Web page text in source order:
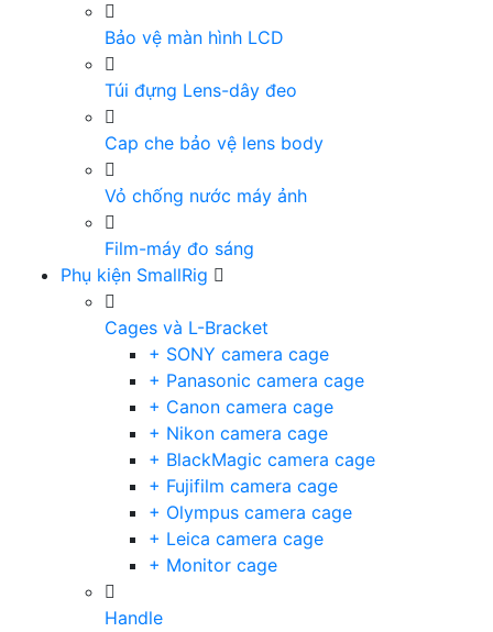
Bảo vệ màn hình LCD
Túi đựng Lens-dây đeo
Cap che bảo vệ lens body
Vỏ chống nước máy ảnh
Film-máy đo sáng
Phụ kiện SmallRig
Cages và L-Bracket
+ SONY camera cage
+ Panasonic camera cage
+ Canon camera cage
+ Nikon camera cage
+ BlackMagic camera cage
+ Fujifilm camera cage
+ Olympus camera cage
+ Leica camera cage
+ Monitor cage
Handle